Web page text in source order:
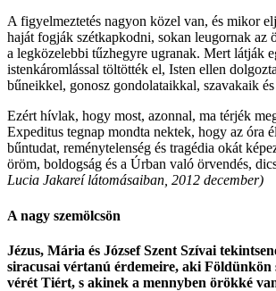
A figyelmeztetés nagyon közel van, és mikor
haját fogják szétkapkodni, sokan leugornak az
a legközelebbi tűzhegyre ugranak. Mert látják
istenkáromlással töltötték el, Isten ellen
bűneikkel, gonosz gondolataikkal, szavakaik
Ezért hívlak, hogy most, azonnal, ma térjék
Expeditus tegnap mondta nektek, hogy az óra
bűntudat, reménytelenség és tragédia okát
öröm, boldogság és a Úrban való örvendés,
Lucia Jakareí látomásaiban, 2012 december)
A nagy szemölcsön
Jézus, Mária és József Szent Szívai
siracusai vértanú érdemeire, aki Földünkön
vérét Tiért, s akinek a mennyben örökké